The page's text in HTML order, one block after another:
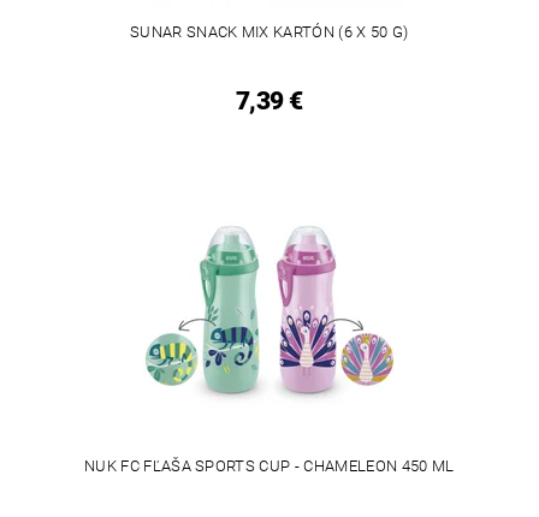
SUNAR SNACK MIX KARTÓN (6 X 50 G)
7,39 €
NUK FC FĽAŠA SPORTS CUP - CHAMELEON 450 ML